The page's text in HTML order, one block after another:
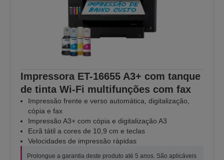
Impressora ET-16655 A3+ com tanque
de tinta Wi-Fi multifunções com fax
Impressão frente e verso automática, digitalização,
cópia e fax
Impressão A3+ com cópia e digitalização A3
Ecrã tátil a cores de 10,9 cm e teclas
Velocidades de impressão rápidas
Prolongue a garantia deste produto até 5 anos. São aplicáveis